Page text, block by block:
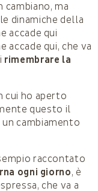
cambiano, ma
dinamiche della
accade qui
accade qui, che va
rimembrare la
cui ho aperto
questo il
cambiamento
raccontato
ogni giorno, è
che va a